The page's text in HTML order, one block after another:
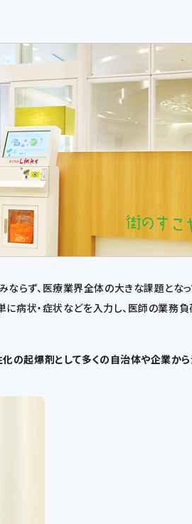
らず、医療業界全体の大きな課題とな
に病状・症状などを入力し、医師の業
の起爆剤として多くの自治体や企業か